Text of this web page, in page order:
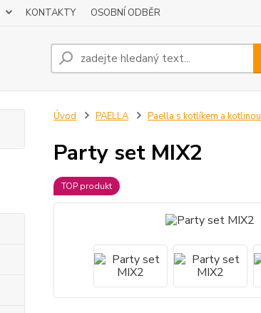
KONTAKTY OSOBNÍ ODBĚR
Úvod PAELLA Paella s kotlíkem a kotlinou
Party set MIX2
TOP produkt